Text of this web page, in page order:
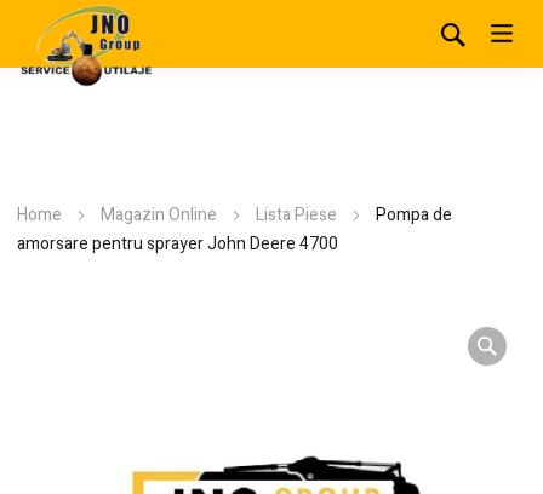
Home Magazin Online Lista Piese
Pompa de
amorsare pentru sprayer John Deere 4700